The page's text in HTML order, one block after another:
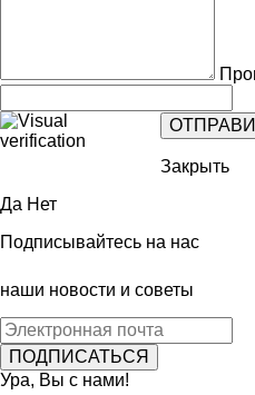
Закрыть
Да Нет
Подписывайтесь на нас
наши новости и советы
Ура, Вы с нами!